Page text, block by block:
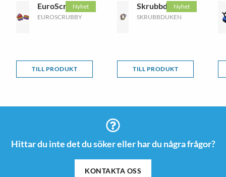
Nyhet
EuroScrubby
EUROSCRUBBY
TILL PRODUKT
Nyhet
Skrubbduken
SKRUBBDUKEN
TILL PRODUKT
Hittar du inte det du söker eller har du några frågor?
KONTAKTA OSS